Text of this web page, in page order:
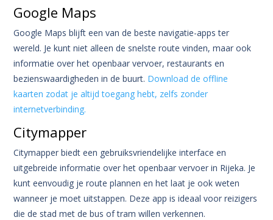
Google Maps
Google Maps blijft een van de beste navigatie-apps ter
wereld. Je kunt niet alleen de snelste route vinden, maar ook
informatie over het openbaar vervoer, restaurants en
bezienswaardigheden in de buurt. Download de offline
kaarten zodat je altijd toegang hebt, zelfs zonder
internetverbinding.
Citymapper
Citymapper biedt een gebruiksvriendelijke interface en
uitgebreide informatie over het openbaar vervoer in Rijeka. Je
kunt eenvoudig je route plannen en het laat je ook weten
wanneer je moet uitstappen. Deze app is ideaal voor reizigers
die de stad met de bus of tram willen verkennen.